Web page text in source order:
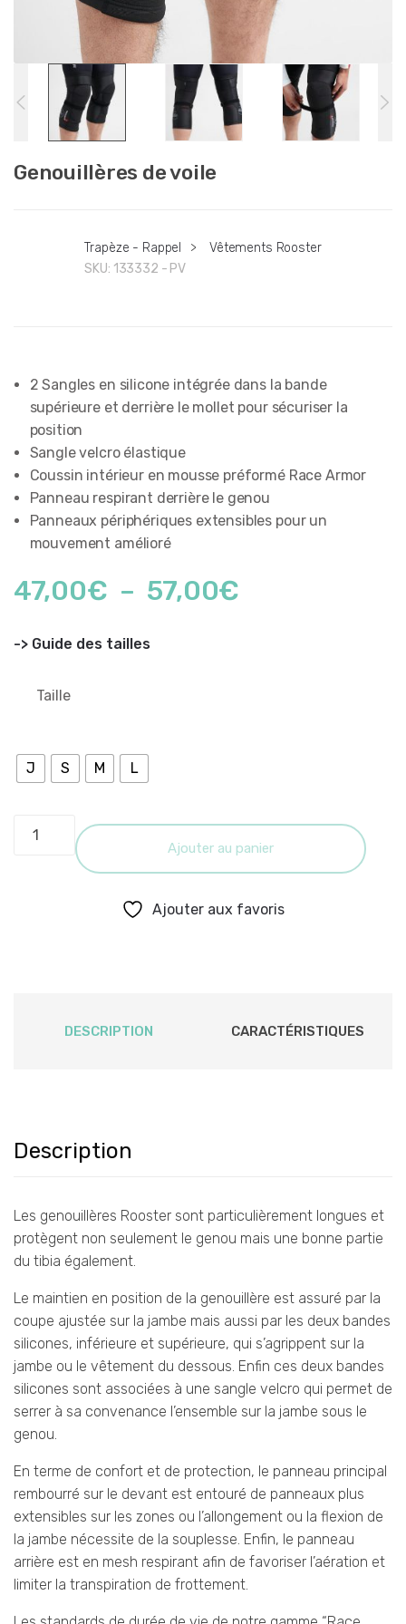
Genouillères de voile
Trapèze - Rappel >
Vêtements Rooster
SKU: 133332 - PV
2 Sangles en silicone intégrée dans la bande
supérieure et derrière le mollet pour sécuriser la
position
Sangle velcro élastique
Coussin intérieur en mousse préformé Race Armor
Panneau respirant derrière le genou
Panneaux périphériques extensibles pour un
mouvement amélioré
47,00€ – 57,00€Plage
-> Guide des tailles
Taille
J S M L
Genouillères
Ajouter au panier
Ajouter aux favoris
DESCRIPTION CARACTÉRISTIQUES
Description
Les genouillères Rooster sont particulièrement longues et
protègent non seulement le genou mais une bonne partie
du tibia également.
Le maintien en position de la genouillère est assuré par la
coupe ajustée sur la jambe mais aussi par les deux bandes
silicones, inférieure et supérieure, qui s’agrippent sur la
jambe ou le vêtement du dessous. Enfin ces deux bandes
silicones sont associées à une sangle velcro qui permet de
serrer à sa convenance l’ensemble sur la jambe sous le
genou.
En terme de confort et de protection, le panneau principal
rembourré sur le devant est entouré de panneaux plus
extensibles sur les zones ou l’allongement ou la flexion de
la jambe nécessite de la souplesse. Enfin, le panneau
arrière est en mesh respirant afin de favoriser l’aération et
limiter la transpiration de frottement.